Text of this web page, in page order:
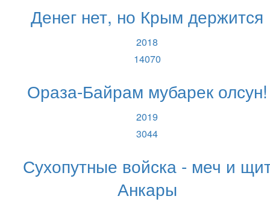
Денег нет, но Крым держится
2018
14070
Ораза-Байрам мубарек олсун!
2019
3044
Сухопутные войска - меч и
Анкары